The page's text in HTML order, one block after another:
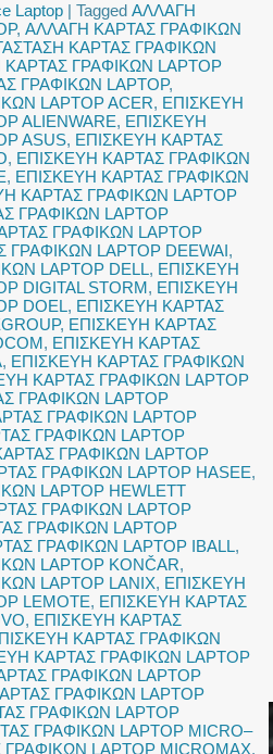
Laptop |Tagged ΑΛΛΑΓΗ
,ΑΛΛΑΓΗ ΚΑΡΤΑΣ ΓΡΑΦΙΚΩΝ
ΚΑΡΤΑΣ ΓΡΑΦΙΚΩΝ
ΓΡΑΦΙΚΩΝ LAPTOP
ΓΡΑΦΙΚΩΝ LAPTOP,
LAPTOP ACER, ΕΠΙΣΚΕΥΗ
ALIENWARE, ΕΠΙΣΚΕΥΗ
ASUS, ΕΠΙΣΚΕΥΗ ΚΑΡΤΑΣ
, ΕΠΙΣΚΕΥΗ ΚΑΡΤΑΣ ΓΡΑΦΙΚΩΝ
, ΕΠΙΣΚΕΥΗ ΚΑΡΤΑΣ ΓΡΑΦΙΚΩΝ
ΚΑΡΤΑΣ ΓΡΑΦΙΚΩΝ LAPTOP
ΓΡΑΦΙΚΩΝ LAPTOP
ΓΡΑΦΙΚΩΝ LAPTOP
LAPTOP DEEWAI,
LAPTOP DELL, ΕΠΙΣΚΕΥΗ
DIGITAL STORM, ΕΠΙΣΚΕΥΗ
DOEL, ΕΠΙΣΚΕΥΗ ΚΑΡΤΑΣ
, ΕΠΙΣΚΕΥΗ ΚΑΡΤΑΣ
, ΕΠΙΣΚΕΥΗ ΚΑΡΤΑΣ
, ΕΠΙΣΚΕΥΗ ΚΑΡΤΑΣ ΓΡΑΦΙΚΩΝ
ΚΑΡΤΑΣ ΓΡΑΦΙΚΩΝ LAPTOP
ΓΡΑΦΙΚΩΝ LAPTOP
ΓΡΑΦΙΚΩΝ LAPTOP
ΓΡΑΦΙΚΩΝ LAPTOP
ΓΡΑΦΙΚΩΝ LAPTOP
ΓΡΑΦΙΚΩΝ LAPTOP HASEE,
LAPTOP HEWLETT
ΓΡΑΦΙΚΩΝ LAPTOP
ΓΡΑΦΙΚΩΝ LAPTOP
ΓΡΑΦΙΚΩΝ LAPTOP IBALL,
LAPTOP KONČAR,
LAPTOP LANIX, ΕΠΙΣΚΕΥΗ
LEMOTE, ΕΠΙΣΚΕΥΗ ΚΑΡΤΑΣ
, ΕΠΙΣΚΕΥΗ ΚΑΡΤΑΣ
ΚΑΡΤΑΣ ΓΡΑΦΙΚΩΝ
ΚΑΡΤΑΣ ΓΡΑΦΙΚΩΝ LAPTOP
ΓΡΑΦΙΚΩΝ LAPTOP
ΓΡΑΦΙΚΩΝ LAPTOP
ΓΡΑΦΙΚΩΝ LAPTOP
ΓΡΑΦΙΚΩΝ LAPTOP MICRO–
LAPTOP MICROMAX,